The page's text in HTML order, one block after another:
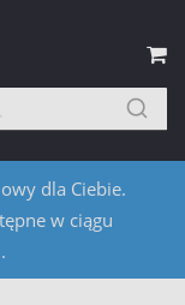
dla Ciebie.
w ciągu